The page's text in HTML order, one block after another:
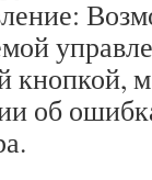
кнопкой,
об